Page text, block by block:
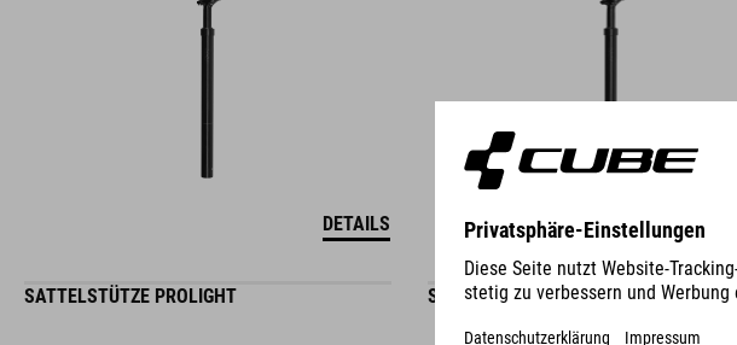
DETAILS
SATTELSTÜTZE PROLIGHT SATTELSTÜTZE PROLIGHT